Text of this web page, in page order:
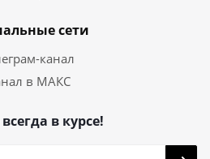
сети
канал
в МАКС
в курсе!